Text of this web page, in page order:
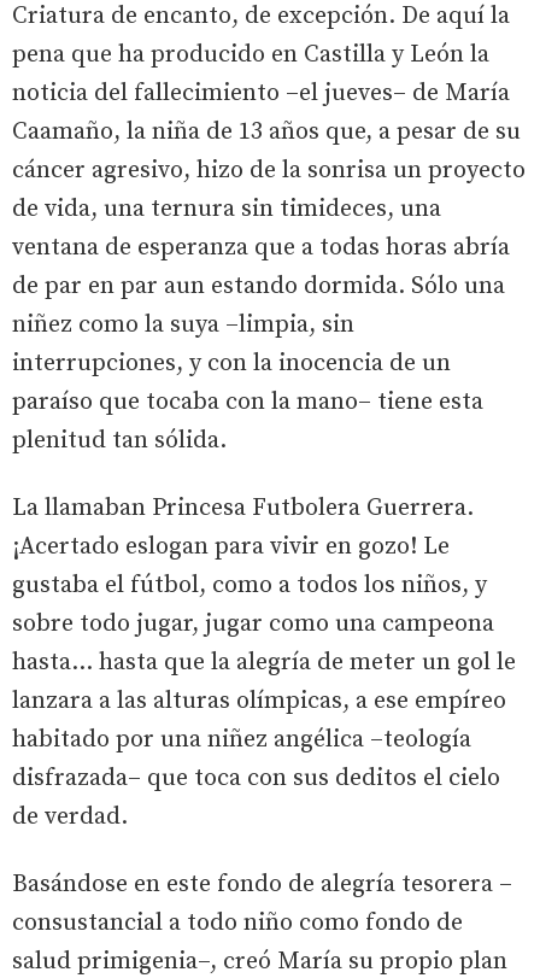
Criatura de encanto, de excepción. De aquí la
pena que ha producido en Castilla y León la
noticia del fallecimiento –el jueves– de María
Caamaño, la niña de 13 años que, a pesar de su
cáncer agresivo, hizo de la sonrisa un proyecto
de vida, una ternura sin timideces, una
ventana de esperanza que a todas horas abría
de par en par aun estando dormida. Sólo una
niñez como la suya –limpia, sin
interrupciones, y con la inocencia de un
paraíso que tocaba con la mano– tiene esta
plenitud tan sólida.
La llamaban Princesa Futbolera Guerrera.
¡Acertado eslogan para vivir en gozo! Le
gustaba el fútbol, como a todos los niños, y
sobre todo jugar, jugar como una campeona
hasta… hasta que la alegría de meter un gol le
lanzara a las alturas olímpicas, a ese empíreo
habitado por una niñez angélica –teología
disfrazada– que toca con sus deditos el cielo
de verdad.
Basándose en este fondo de alegría tesorera –
consustancial a todo niño como fondo de
salud primigenia–, creó María su propio plan